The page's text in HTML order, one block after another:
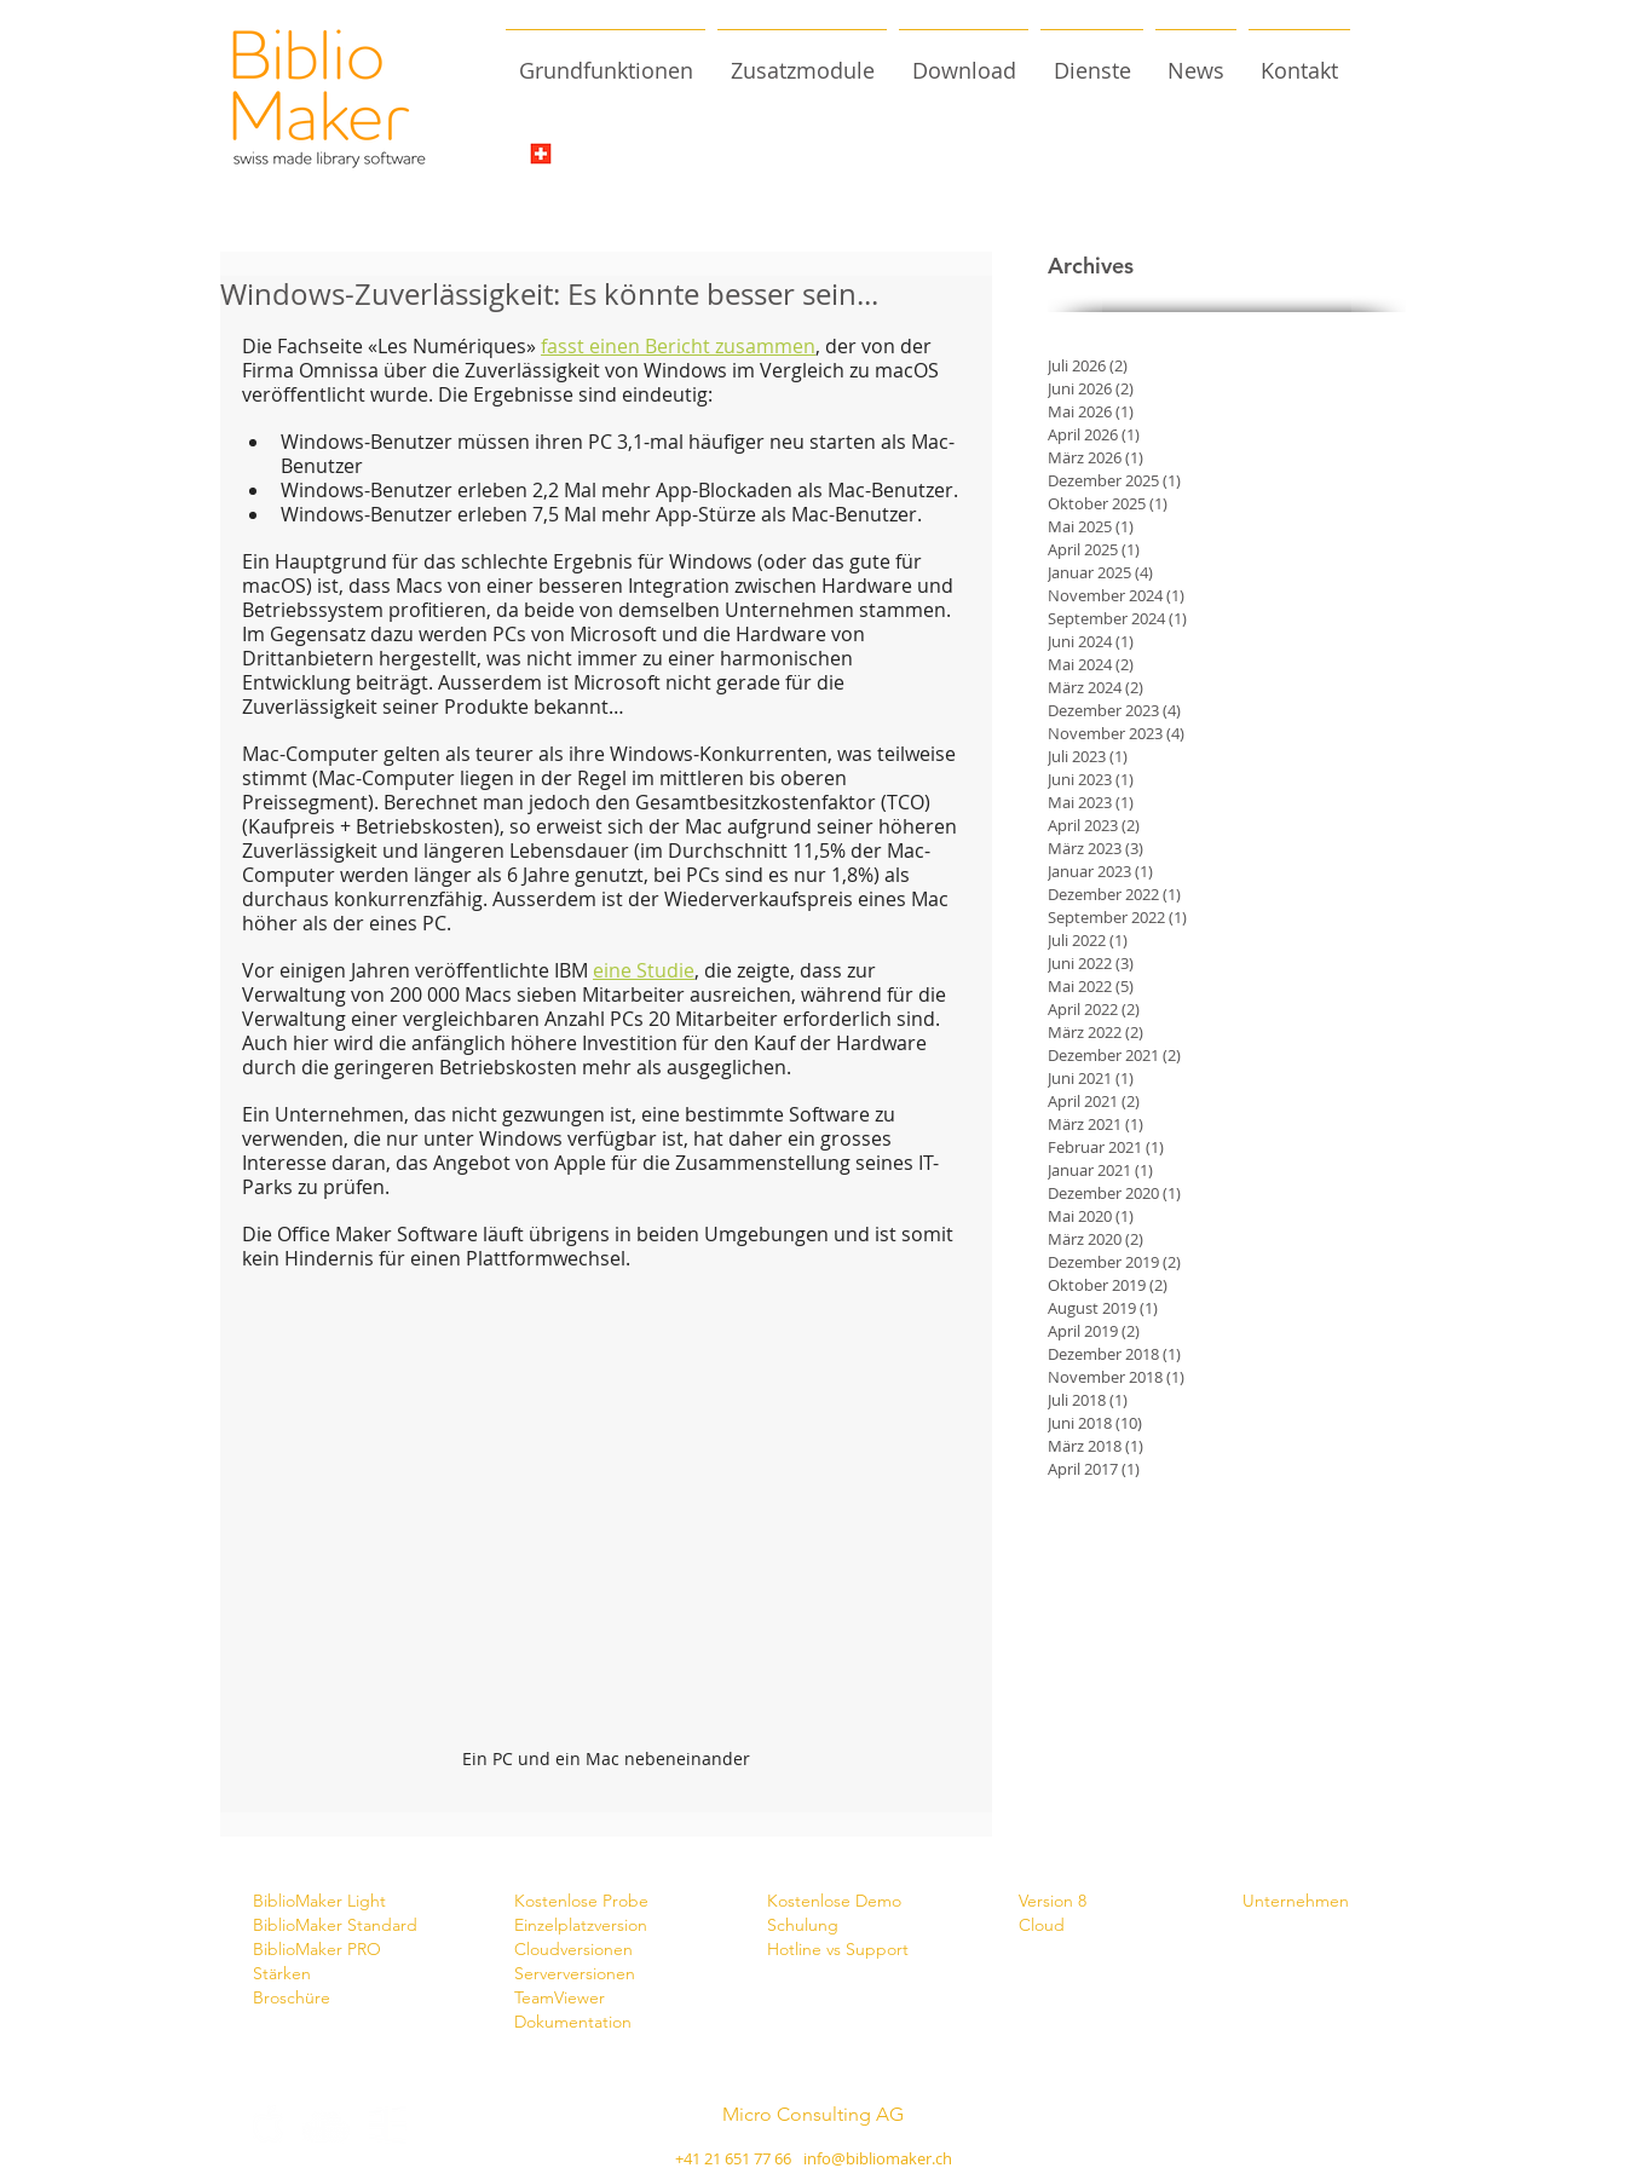
Grundfunktionen Zusatzmodule Download Dienste News Kontakt
Windows-Zuverlässigkeit: Es könnte besser sein...
Die Fachseite «Les Numériques» fasst einen Bericht zusammen, der von der
Firma Omnissa über die Zuverlässigkeit von Windows im Vergleich zu macOS
veröffentlicht wurde. Die Ergebnisse sind eindeutig:
Windows-Benutzer müssen ihren PC 3,1-mal häufiger neu starten als Mac-
Benutzer
Windows-Benutzer erleben 2,2 Mal mehr App-Blockaden als Mac-Benutzer.
Windows-Benutzer erleben 7,5 Mal mehr App-Stürze als Mac-Benutzer.
Ein Hauptgrund für das schlechte Ergebnis für Windows (oder das gute für
macOS) ist, dass Macs von einer besseren Integration zwischen Hardware und
Betriebssystem profitieren, da beide von demselben Unternehmen stammen.
Im Gegensatz dazu werden PCs von Microsoft und die Hardware von
Drittanbietern hergestellt, was nicht immer zu einer harmonischen
Entwicklung beiträgt. Ausserdem ist Microsoft nicht gerade für die
Zuverlässigkeit seiner Produkte bekannt…
Mac-Computer gelten als teurer als ihre Windows-Konkurrenten, was teilweise
stimmt (Mac-Computer liegen in der Regel im mittleren bis oberen
Preissegment). Berechnet man jedoch den Gesamtbesitzkostenfaktor (TCO)
(Kaufpreis + Betriebskosten), so erweist sich der Mac aufgrund seiner höheren
Zuverlässigkeit und längeren Lebensdauer (im Durchschnitt 11,5% der Mac-
Computer werden länger als 6 Jahre genutzt, bei PCs sind es nur 1,8%) als
durchaus konkurrenzfähig. Ausserdem ist der Wiederverkaufspreis eines Mac
höher als der eines PC.
Vor einigen Jahren veröffentlichte IBM eine Studie, die zeigte, dass zur
Verwaltung von 200 000 Macs sieben Mitarbeiter ausreichen, während für die
Verwaltung einer vergleichbaren Anzahl PCs 20 Mitarbeiter erforderlich sind.
Auch hier wird die anfänglich höhere Investition für den Kauf der Hardware
durch die geringeren Betriebskosten mehr als ausgeglichen.
Ein Unternehmen, das nicht gezwungen ist, eine bestimmte Software zu
verwenden, die nur unter Windows verfügbar ist, hat daher ein grosses
Interesse daran, das Angebot von Apple für die Zusammenstellung seines IT-
Parks zu prüfen.
Die Office Maker Software läuft übrigens in beiden Umgebungen und ist somit
kein Hindernis für einen Plattformwechsel.
Ein PC und ein Mac nebeneinander
Archives
Juli 2026(2)
Juni 2026(2)
Mai 2026(1)
April 2026(1)
März 2026(1)
Dezember 2025(1)
Oktober 2025(1)
Mai 2025(1)
April 2025(1)
Januar 2025(4)
November 2024(1)
September 2024(1)
Juni 2024(1)
Mai 2024(2)
März 2024(2)
Dezember 2023(4)
November 2023(4)
Juli 2023(1)
Juni 2023(1)
Mai 2023(1)
April 2023(2)
März 2023(3)
Januar 2023(1)
Dezember 2022(1)
September 2022(1)
Juli 2022(1)
Juni 2022(3)
Mai 2022(5)
April 2022(2)
März 2022(2)
Dezember 2021 (2)
Juni 2021 (1)
April 2021 (2)
März 2021 (1)
Februar 2021 (1)
Januar 2021 (1)
Dezember 2020(1)
Mai 2020(1)
März 2020(2)
Dezember 2019(2)
Oktober 2019(2)
August 2019(1)
April 2019(2)
Dezember 2018(1)
November 2018(1)
Juli 2018(1)
Juni 2018(10)
März 2018(1)
April 2017(1)
BiblioMaker Light
BiblioMaker Standard
BiblioMaker PRO
Stärken
Broschüre
Kostenlose Probe
Einzelplatzversion
Cloudversionen
Serverversionen
TeamViewer
Dokumentation
Kostenlose Demo
Schulung
Hotline vs Support
Version 8
Cloud
Unternehmen
Micro Consulting AG
+41 21 651 77 66- info@bibliomaker.ch